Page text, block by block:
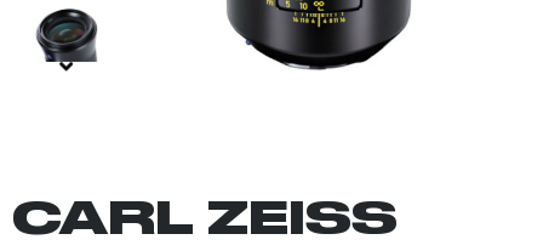
CARL ZEISS